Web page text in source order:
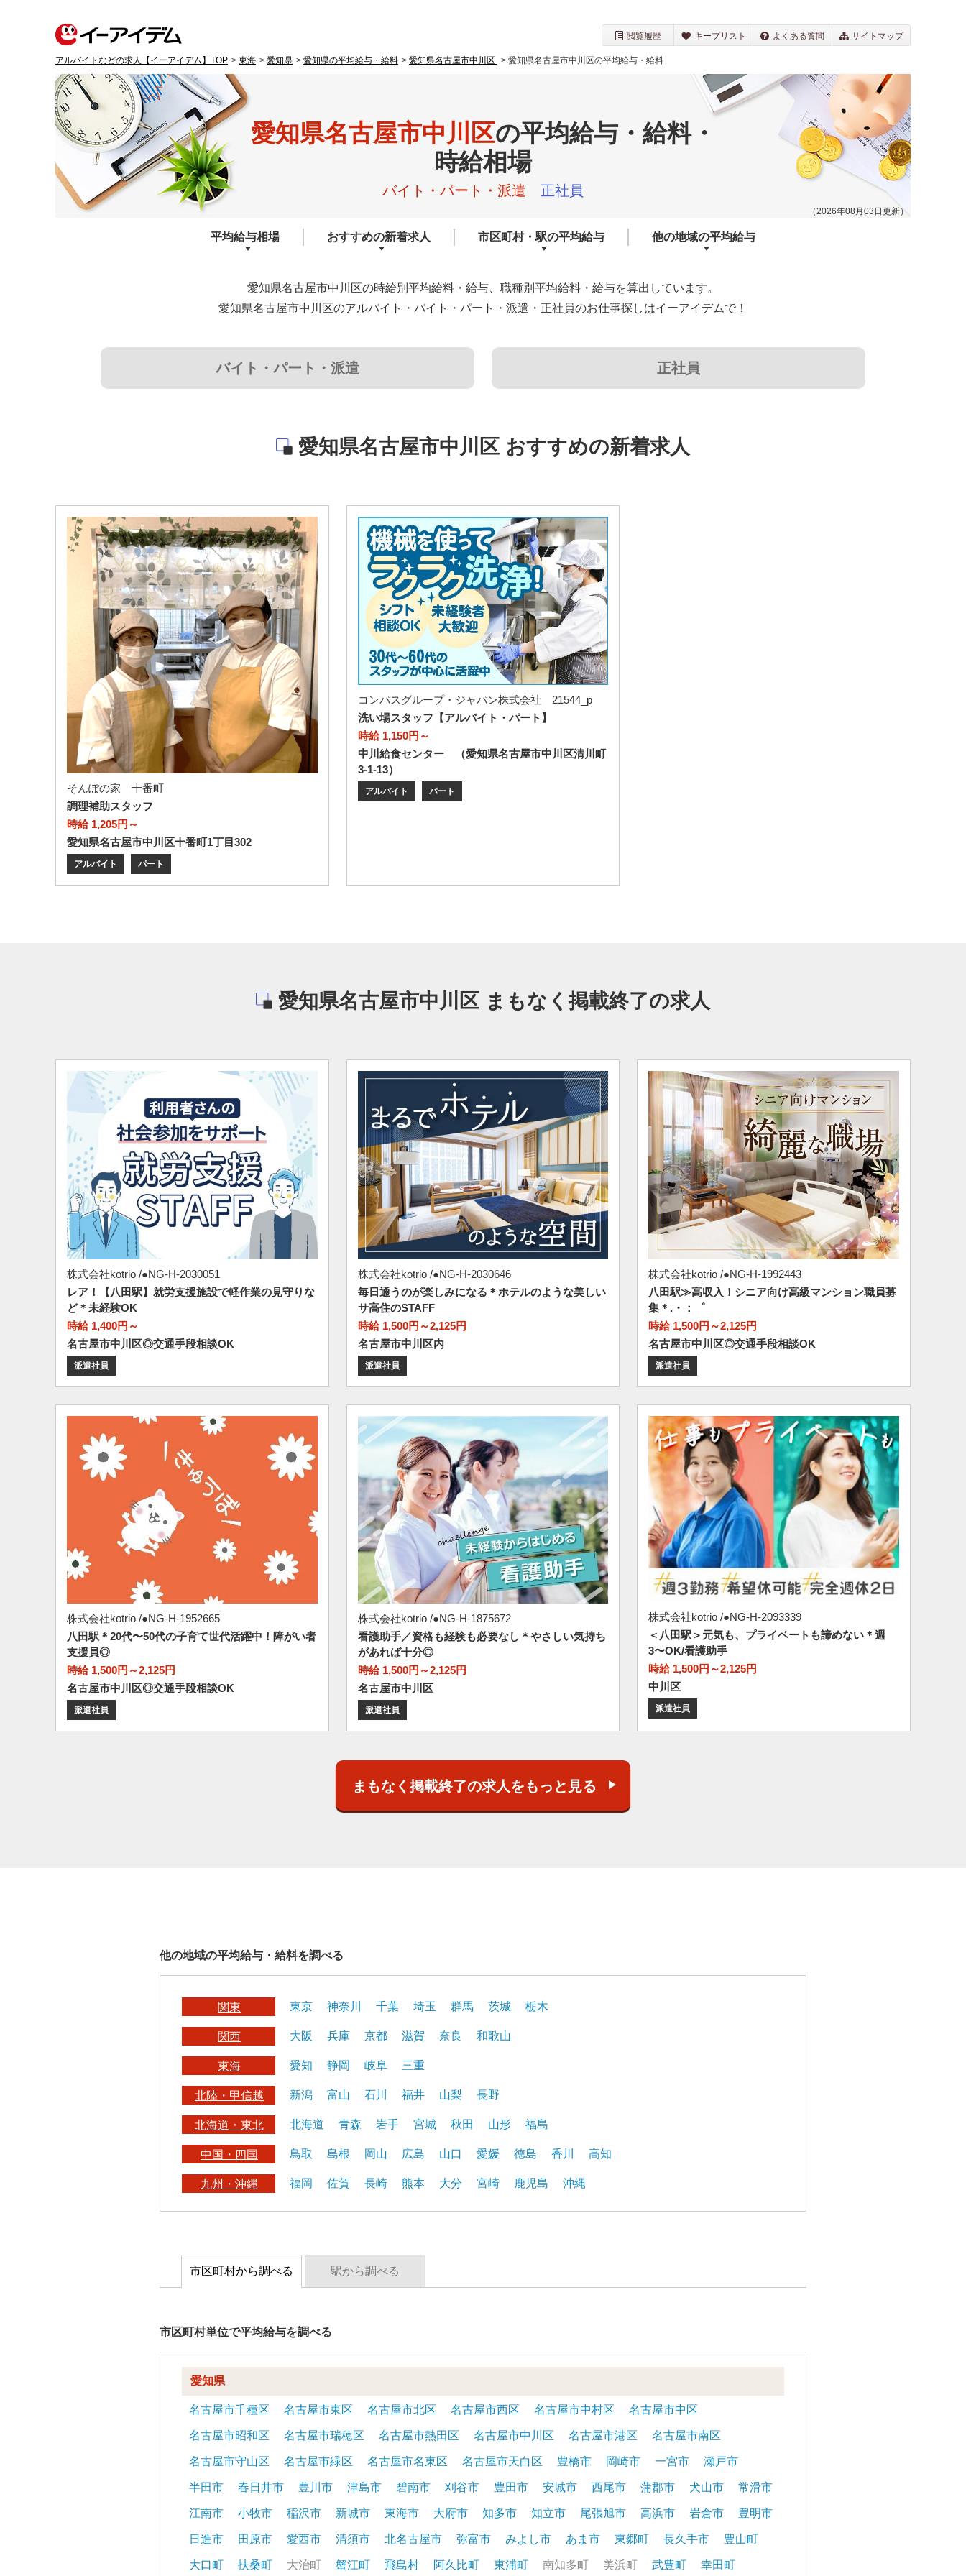
閲覧履歴 キープリスト よくある質問 サイトマップ
アルバイトなどの求人【イーアイデム】TOP 東海 愛知県 愛知県の平均給与・給料 愛知県名古屋市中川区 愛知県名古屋市中川区の平均給与・給料
愛知県名古屋市中川区の平均給与・給料・
時給相場
バイト・パート・派遣 正社員
（2026年08月03日更新）
平均給与相場 おすすめの新着求人 市区町村・駅の平均給与 他の地域の平均給与
愛知県名古屋市中川区の時給別平均給料・給与、職種別平均給料・給与を算出しています。
愛知県名古屋市中川区のアルバイト・バイト・パート・派遣・正社員のお仕事探しはイーアイデムで！
バイト・パート・派遣 正社員
愛知県名古屋市中川区 おすすめの新着求人
そんぽの家 十番町
調理補助スタッフ
時給 1,205円～
愛知県名古屋市中川区十番町1丁目302
アルバイト パート
コンパスグループ・ジャパン株式会社 21544_p
洗い場スタッフ【アルバイト・パート】
時給 1,150円～
中川給食センター （愛知県名古屋市中川区清川町
3-1-13）
アルバイト パート
愛知県名古屋市中川区 まもなく掲載終了の求人
株式会社kotrio /●NG-H-2030051
レア！【八田駅】就労支援施設で軽作業の見守りな
ど＊未経験OK
時給 1,400円～
名古屋市中川区◎交通手段相談OK
派遣社員
株式会社kotrio /●NG-H-2030646
毎日通うのが楽しみになる＊ホテルのような美しい
サ高住のSTAFF
時給 1,500円～2,125円
名古屋市中川区内
派遣社員
株式会社kotrio /●NG-H-1992443
八田駅≫高収入！シニア向け高級マンション職員募
集＊.・：゜
時給 1,500円～2,125円
名古屋市中川区◎交通手段相談OK
派遣社員
株式会社kotrio /●NG-H-1952665
八田駅＊20代〜50代の子育て世代活躍中！障がい者
支援員◎
時給 1,500円～2,125円
名古屋市中川区◎交通手段相談OK
派遣社員
株式会社kotrio /●NG-H-1875672
看護助手／資格も経験も必要なし＊やさしい気持ち
があれば十分◎
時給 1,500円～2,125円
名古屋市中川区
派遣社員
株式会社kotrio /●NG-H-2093339
＜八田駅＞元気も、プライベートも諦めない＊週
3〜OK/看護助手
時給 1,500円～2,125円
中川区
派遣社員
まもなく掲載終了の求人をもっと見る
他の地域の平均給与・給料を調べる
関東 東京 神奈川 千葉 埼玉 群馬 茨城 栃木
関西 大阪 兵庫 京都 滋賀 奈良 和歌山
東海 愛知 静岡 岐阜 三重
北陸・甲信越 新潟 富山 石川 福井 山梨 長野
北海道・東北 北海道 青森 岩手 宮城 秋田 山形 福島
中国・四国 鳥取 島根 岡山 広島 山口 愛媛 徳島 香川 高知
九州・沖縄 福岡 佐賀 長崎 熊本 大分 宮崎 鹿児島 沖縄
市区町村から調べる 駅から調べる
市区町村単位で平均給与を調べる
愛知県
名古屋市千種区 名古屋市東区 名古屋市北区 名古屋市西区 名古屋市中村区 名古屋市中区
名古屋市昭和区 名古屋市瑞穂区 名古屋市熱田区 名古屋市中川区 名古屋市港区 名古屋市南区
名古屋市守山区 名古屋市緑区 名古屋市名東区 名古屋市天白区 豊橋市 岡崎市 一宮市 瀬戸市
半田市 春日井市 豊川市 津島市 碧南市 刈谷市 豊田市 安城市 西尾市 蒲郡市 犬山市 常滑市
江南市 小牧市 稲沢市 新城市 東海市 大府市 知多市 知立市 尾張旭市 高浜市 岩倉市 豊明市
日進市 田原市 愛西市 清須市 北名古屋市 弥富市 みよし市 あま市 東郷町 長久手市 豊山町
大口町 扶桑町 大治町 蟹江町 飛島村 阿久比町 東浦町 南知多町 美浜町 武豊町 幸田町